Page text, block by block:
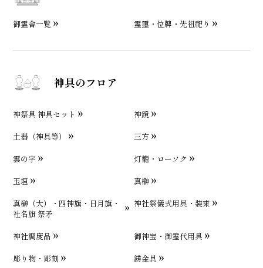
御霊舎一覧 霊璽・位牌・先祖祀り
神具のフロア
神祭具 神具セット
神鏡
土器（神具等）
三方
雲の字
灯籠・ローソク
玉垣
真榊
真榊（大）・四神旗・日月旗・
社名旗 祭矛
神社祭儀式用具・装束
神社調度品
御神宝・御霊代用具
彫り物・彫刻
錺金具